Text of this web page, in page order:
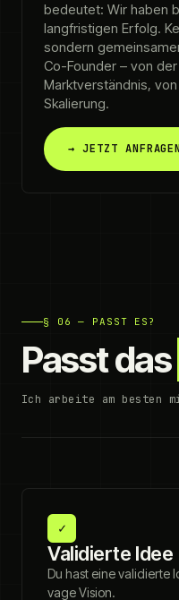
bedeutet: Wir haben
langfristigen Erfolg.
sondern
Co-Founder – von
Marktverständnis,
Skalierung.
→ JETZT ANFRAGEN
§ 06 — PASST ES?
Passt das
Ich arbeite am besten
✓
Validierte Idee
Du hast eine validierte
vage Vision.